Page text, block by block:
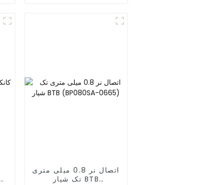
اتصال نر 0.8 میلی متری
تک شیار BTB